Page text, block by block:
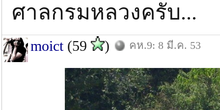
ศาลกรมหลวงครับ...
moict(59 ) คห.9: 8 มี.ค. 53